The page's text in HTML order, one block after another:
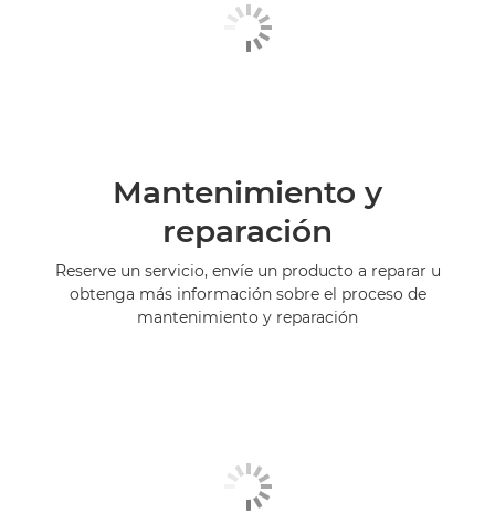
Mantenimiento y
reparación
Reserve un servicio, envíe un producto a reparar u
obtenga más información sobre el proceso de
mantenimiento y reparación